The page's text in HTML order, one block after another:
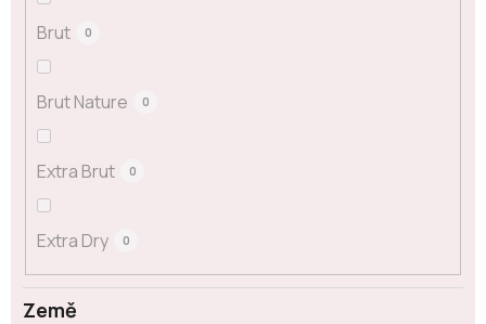
Země
Brut 0
Brut Nature 0
Extra Brut 0
Extra Dry 0